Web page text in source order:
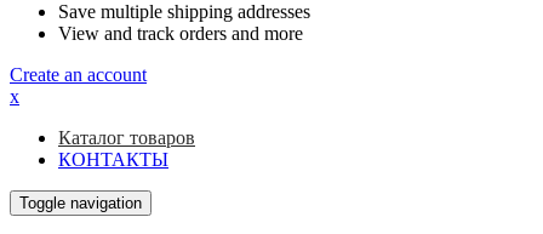
Save multiple shipping addresses
View and track orders and more
Create an account
x
Каталог товаров
КОНТАКТЫ
Toggle navigation